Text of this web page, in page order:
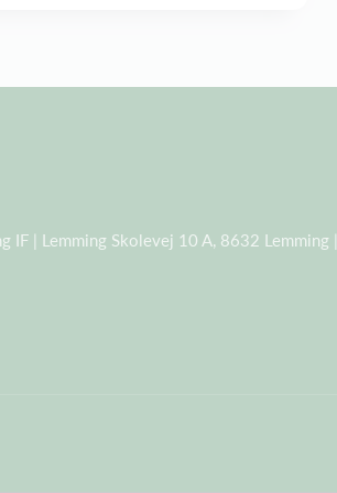
IF | Lemming Skolevej 10 A, 8632 Lemming |